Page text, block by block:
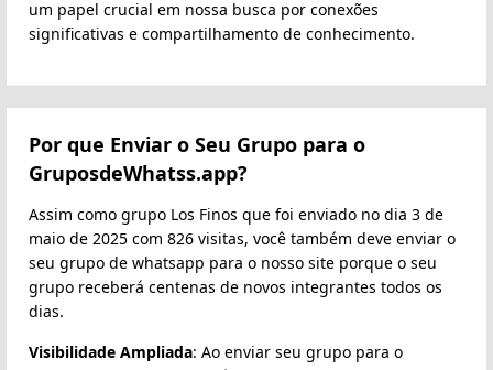
um papel crucial em nossa busca por conexões
significativas e compartilhamento de conhecimento.
Por que Enviar o Seu Grupo para o
GruposdeWhatss.app?
Assim como grupo Los Finos que foi enviado no dia 3 de
maio de 2025 com 826 visitas, você também deve enviar o
seu grupo de whatsapp para o nosso site porque o seu
grupo receberá centenas de novos integrantes todos os
dias.
Visibilidade Ampliada: Ao enviar seu grupo para o